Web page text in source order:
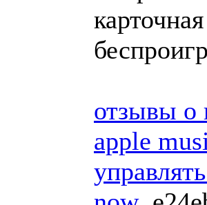
отзывы о
apple